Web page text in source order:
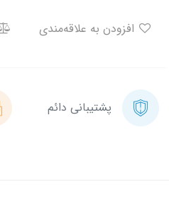
پشتیبانی دائم